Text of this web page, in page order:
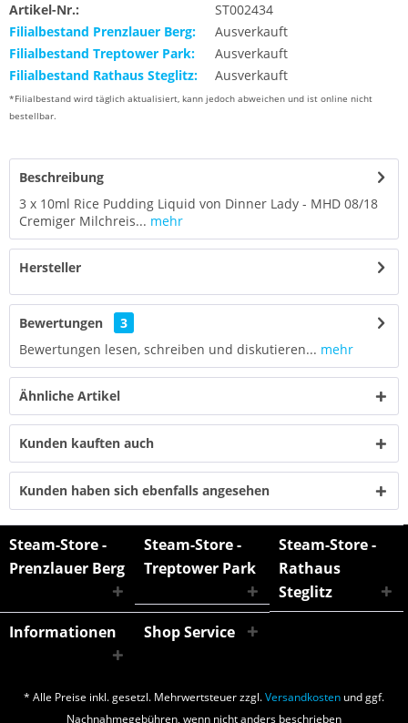
Artikel-Nr.:
ST002434
Filialbestand Prenzlauer Berg:
Ausverkauft
Filialbestand Treptower Park:
Ausverkauft
Filialbestand Rathaus Steglitz:
Ausverkauft
*Filialbestand wird täglich aktualisiert, kann jedoch abweichen und ist online nicht
bestellbar.
Beschreibung
3 x 10ml Rice Pudding Liquid von Dinner Lady - MHD 08/18
Cremiger Milchreis... mehr
Hersteller
Bewertungen
3
Bewertungen lesen, schreiben und diskutieren... mehr
Ähnliche Artikel
Kunden kauften auch
Kunden haben sich ebenfalls angesehen
Steam-Store -
Prenzlauer Berg
Steam-Store -
Treptower Park
Steam-Store -
Rathaus
Steglitz
Informationen
Shop Service
* Alle Preise inkl. gesetzl. Mehrwertsteuer zzgl.Versandkosten und ggf.
Nachnahmegebühren, wenn nicht anders beschrieben